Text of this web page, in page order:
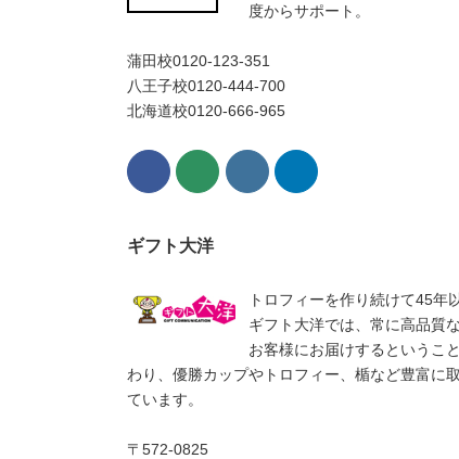
度からサポート。
蒲田校0120-123-351
八王子校0120-444-700
北海道校0120-666-965
ギフト大洋
トロフィーを作り続けて45年
ギフト大洋では、常に高品質
お客様にお届けするというこ
わり、優勝カップやトロフィー、楯など豊富に
ています。
〒572-0825